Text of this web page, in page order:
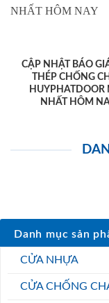
CẬP NHẬT BÁO
THÉP CHỐNG
HUYPHATDOOR
NHẤT HÔM
Danh mục sản
CỬA NHỰA
CỬA CHỐNG